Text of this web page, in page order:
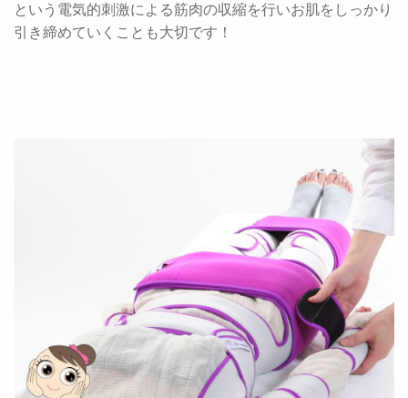
という電気的刺激による筋肉の収縮を行いお肌をしっかり
引き締めていくことも大切です！